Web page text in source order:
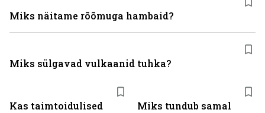
Kas taimtoidulised
Miks tundub samal
Miks näitame rõõmuga hambaid?
Miks sülgavad vulkaanid tuhka?